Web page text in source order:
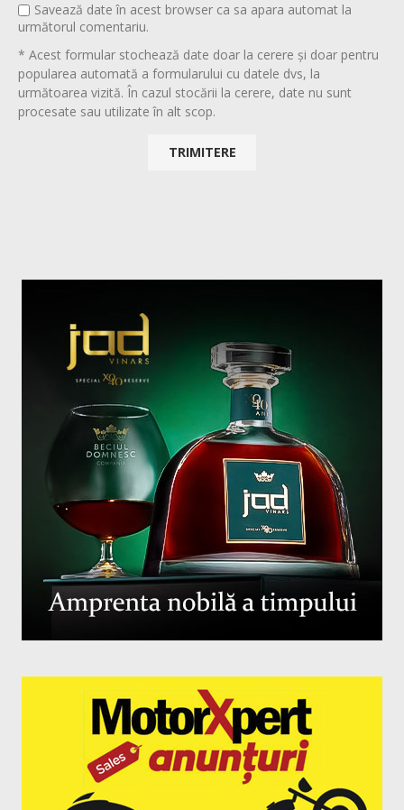
Savează date în acest browser ca sa apara automat la
următorul comentariu.
* Acest formular stochează date doar la cerere și doar pentru
popularea automată a formularului cu datele dvs, la
următoarea vizită. În cazul stocării la cerere, date nu sunt
procesate sau utilizate în alt scop.